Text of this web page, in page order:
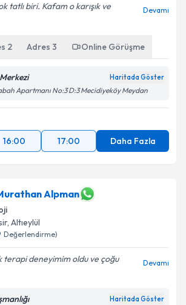
tatlı biri. Kafam o karışık ve
Devamı
2 Adres 3 Online Görüşme
Haritada Göster
Apartmanı No:3 D:3 Mecidiyeköy Meydan
16:00 17:00 Daha Fazla
Alpman
, Altıeylül
Değerlendirme)
terapi deneyimim oldu ve çoğu
Devamı
Haritada Göster